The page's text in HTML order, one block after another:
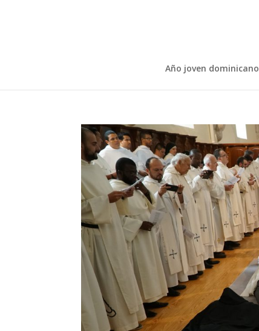
Año joven dominicano